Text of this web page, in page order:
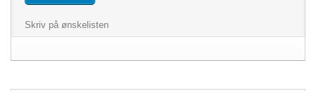
Skriv på ønskelisten